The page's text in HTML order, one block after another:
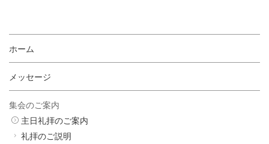
ホーム
メッセージ
集会のご案内
主日礼拝のご案内
礼拝のご説明